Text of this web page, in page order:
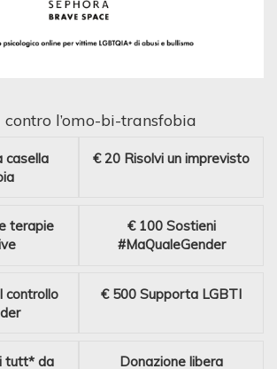
contro l’omo-bi-transfobia
casella
€ 20 Risolvi un imprevisto
terapie
€ 100 Sostieni
#MaQualeGender
controllo
€ 500 Supporta LGBTI
tutt* da Donazione libera